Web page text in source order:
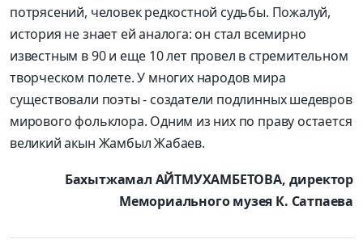
потрясений, человек редкостной судьбы. Пожалуй,
история не знает ей аналога: он стал всемирно
известным в 90 и еще 10 лет провел в стремительном
творческом полете. У многих народов мира
существовали поэты - создатели подлинных шедевров
мирового фольклора. Одним из них по праву остается
великий акын Жамбыл Жабаев.
Бахытжамал АЙТМУХАМБЕТОВА, директор
Мемориального музея К. Сатпаева